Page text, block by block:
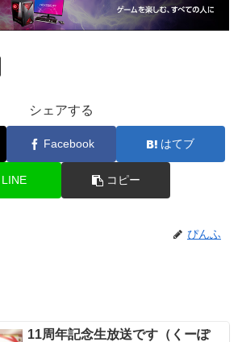
シェアする
Facebook はてブ
LINE コピー
ぴんふ
11周年記念生放送です（くーぽ